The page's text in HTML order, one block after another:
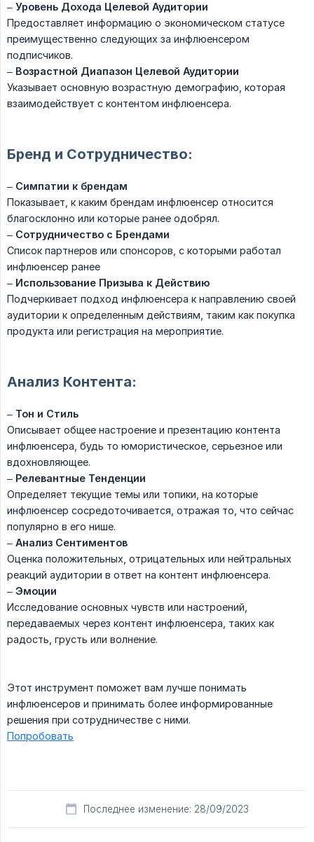
– Уровень Дохода Целевой Аудитории
Предоставляет информацию о экономическом статусе
преимущественно следующих за инфлюенсером
подписчиков.
– Возрастной Диапазон Целевой Аудитории
Указывает основную возрастную демографию, которая
взаимодействует с контентом инфлюенсера.
Бренд и Сотрудничество:
– Симпатии к брендам
Показывает, к каким брендам инфлюенсер относится
благосклонно или которые ранее одобрял.
– Сотрудничество с Брендами
Список партнеров или спонсоров, с которыми работал
инфлюенсер ранее
– Использование Призыва к Действию
Подчеркивает подход инфлюенсера к направлению своей
аудитории к определенным действиям, таким как покупка
продукта или регистрация на мероприятие.
Анализ Контента:
– Тон и Стиль
Описывает общее настроение и презентацию контента
инфлюенсера, будь то юмористическое, серьезное или
вдохновляющее.
– Релевантные Тенденции
Определяет текущие темы или топики, на которые
инфлюенсер сосредоточивается, отражая то, что сейчас
популярно в его нише.
– Анализ Сентиментов
Оценка положительных, отрицательных или нейтральных
реакций аудитории в ответ на контент инфлюенсера.
– Эмоции
Исследование основных чувств или настроений,
передаваемых через контент инфлюенсера, таких как
радость, грусть или волнение.
Этот инструмент поможет вам лучше понимать
инфлюенсеров и принимать более информированные
решения при сотрудничестве с ними.
Попробовать
Последнее изменение: 28/09/2023